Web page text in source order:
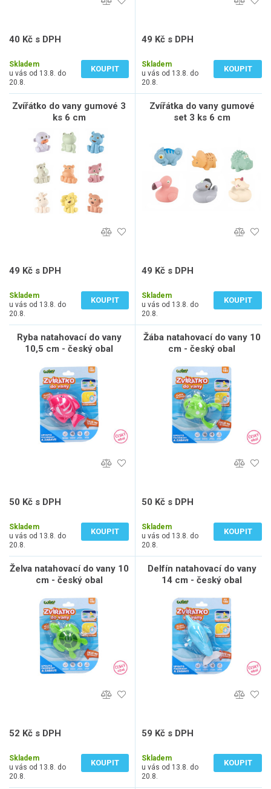
40 Kč s DPH
Skladem
u vás od 13.8. do
20.8.
KOUPIT
49 Kč s DPH
Skladem
u vás od 13.8. do
20.8.
KOUPIT
Zvířátko do vany gumové 3
ks 6 cm
49 Kč s DPH
Skladem
u vás od 13.8. do
20.8.
KOUPIT
Zvířátka do vany gumové
set 3 ks 6 cm
49 Kč s DPH
Skladem
u vás od 13.8. do
20.8.
KOUPIT
Ryba natahovací do vany
10,5 cm - český obal
50 Kč s DPH
Skladem
u vás od 13.8. do
20.8.
KOUPIT
Žába natahovací do vany 10
cm - český obal
50 Kč s DPH
Skladem
u vás od 13.8. do
20.8.
KOUPIT
Želva natahovací do vany 10
cm - český obal
52 Kč s DPH
Skladem
u vás od 13.8. do
20.8.
KOUPIT
Delfín natahovací do vany
14 cm - český obal
59 Kč s DPH
Skladem
u vás od 13.8. do
20.8.
KOUPIT